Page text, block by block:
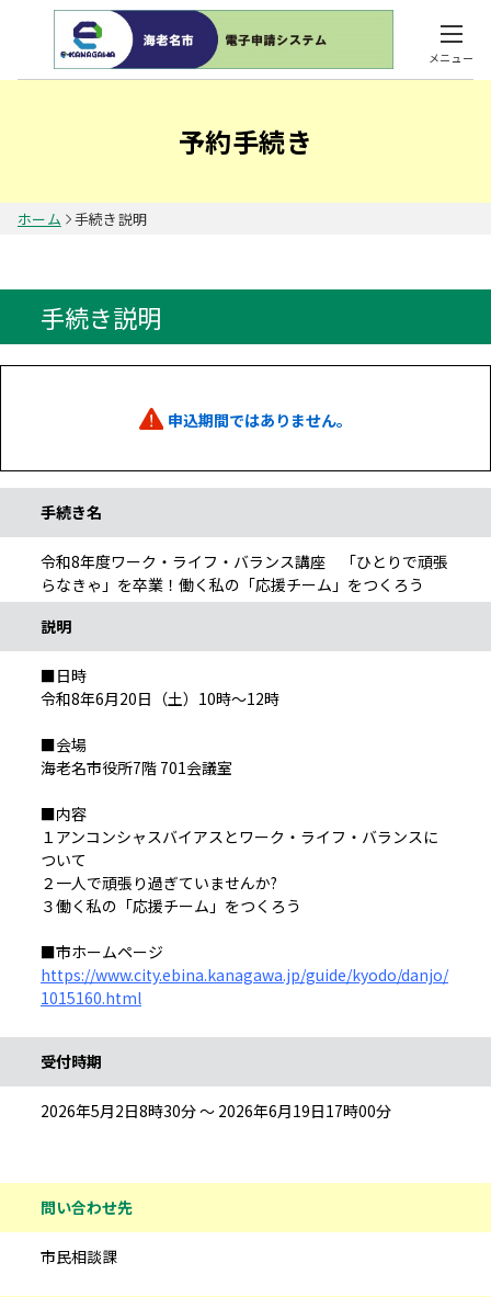
メニュー
予約手続き
ホーム 手続き説明
手続き説明
申込期間ではありません。
手続き名
令和8年度ワーク・ライフ・バランス講座 「ひとりで頑張
らなきゃ」を卒業！働く私の「応援チーム」をつくろう
説明
■日時
令和8年6月20日（土）10時～12時
■会場
海老名市役所7階 701会議室
■内容
１アンコンシャスバイアスとワーク・ライフ・バランスに
ついて
２一人で頑張り過ぎていませんか?
３働く私の「応援チーム」をつくろう
■市ホームページ
https://www.city.ebina.kanagawa.jp/guide/kyodo/danjo/
1015160.html
受付時期
2026年5月2日8時30分 ～ 2026年6月19日17時00分
問い合わせ先
市民相談課